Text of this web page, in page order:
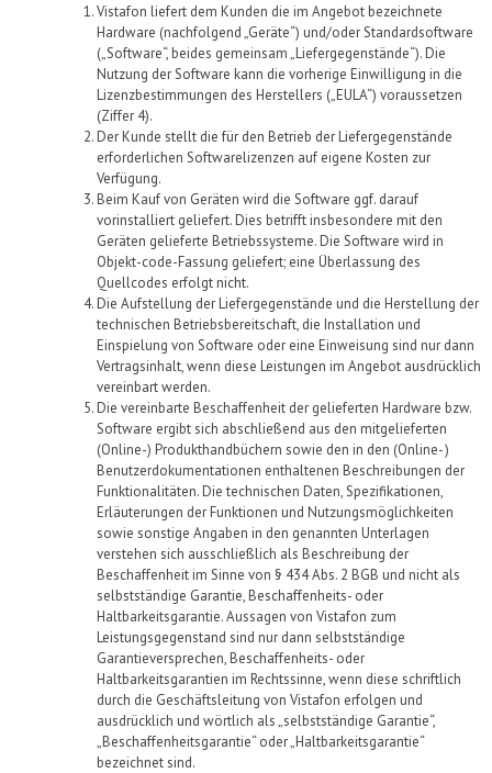
Vistafon liefert dem Kunden die im Angebot bezeichnete
Hardware (nachfolgend„Geräte“) und/oder Standardsoftware
(„Software“,beides gemeinsam „Liefergegenstände“).Die
Nutzung der Software kann die vorherige Einwilligung in die
Lizenzbestimmungen des Herstellers („EULA“) voraussetzen
(Ziffer 4).
Der Kunde stellt diefür den Betrieb der Liefergegenstände
erforderlichen Softwarelizenzen auf eigene Kosten zur
Verfügung.
Beim Kauf von Geräten wird die Software ggf. darauf
vorinstalliert geliefert. Dies betrifft insbesondere mit den
Geräten gelieferte Betriebssysteme. Die Software wird in
Objekt-code-Fassung geliefert; eine Überlassung des
Quellcodes erfolgt nicht.
Die Aufstellung derLiefergegenstände und die Herstellung der
technischen Betriebsbereitschaft, die Installation und
Einspielung von Software oder eine Einweisung sind nur dann
Vertragsinhalt, wenn diese Leistungen im Angebot ausdrücklich
vereinbart werden.
Die vereinbarte Beschaffenheit der gelieferten Hardware bzw.
Software ergibt sich abschließend aus den mitgelieferten
(Online-) Produkthandbüchern sowie den in den (Online- )
Benutzerdokumentationen enthaltenen Beschreibungen der
Funktionalitäten. Die technischen Daten, Spezifikationen,
Erläuterungen der Funktionen und Nutzungsmöglichkeiten
sowie sonstige Angaben in den genannten Unterlagen
verstehen sich ausschließlich als Beschreibung der
Beschaffenheit im Sinne von § 434 Abs. 2 BGB und nicht als
selbstständige Garantie, Beschaffenheits- oder
Haltbarkeitsgarantie. Aussagen von Vistafon zum
Leistungsgegenstand sind nur dann selbstständige
Garantieversprechen, Beschaffenheits- oder
Haltbarkeitsgarantien im Rechtssinne, wenn diese schriftlich
durch die Geschäftsleitung von Vistafon erfolgen und
ausdrücklich und wörtlich als „selbstständige Garantie“,
„Beschaffenheitsgarantie“ oder „Haltbarkeitsgarantie“
bezeichnet sind.